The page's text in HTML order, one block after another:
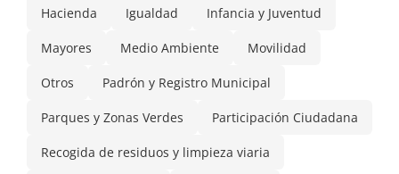
Hacienda Igualdad Infancia y Juventud
Mayores Medio Ambiente Movilidad
Otros Padrón y Registro Municipal
Parques y Zonas Verdes Participación Ciudadana
Recogida de residuos y limpieza viaria